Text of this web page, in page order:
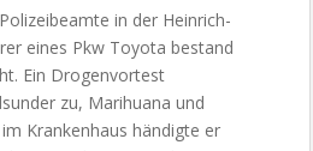
in der Heinrich-
eines Pkw Toyota bestand
Ein Drogenvortest
zu, Marihuana und
Krankenhaus händigte er